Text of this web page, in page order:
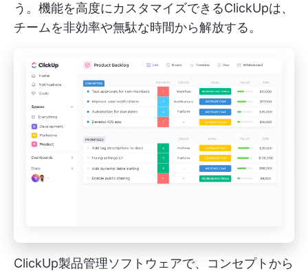
う。機能を高度にカスタマイズできるClickUpは、
チームを非効率や無駄な時間から解放する。
ClickUp製品管理ソフトウェアで、コンセプトから